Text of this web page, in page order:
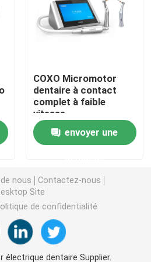
dentaire
de la lumière dentaire
COXO Micromotor
dentaire à contact
complet à faible
vitesse
envoyer une
nous
Contactez-nous
Site
de confidentialité
électrique dentaire Supplier.